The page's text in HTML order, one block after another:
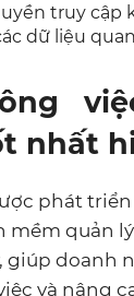
truy cập
dữ liệu
nhất
phát triển
mềm quản
giúp doanh
và nâng